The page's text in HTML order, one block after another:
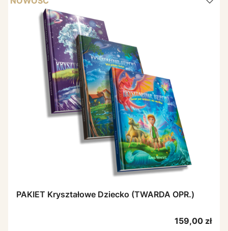
PAKIET Kryształowe Dziecko (TWARDA OPR.)
Cena
159,00 zł